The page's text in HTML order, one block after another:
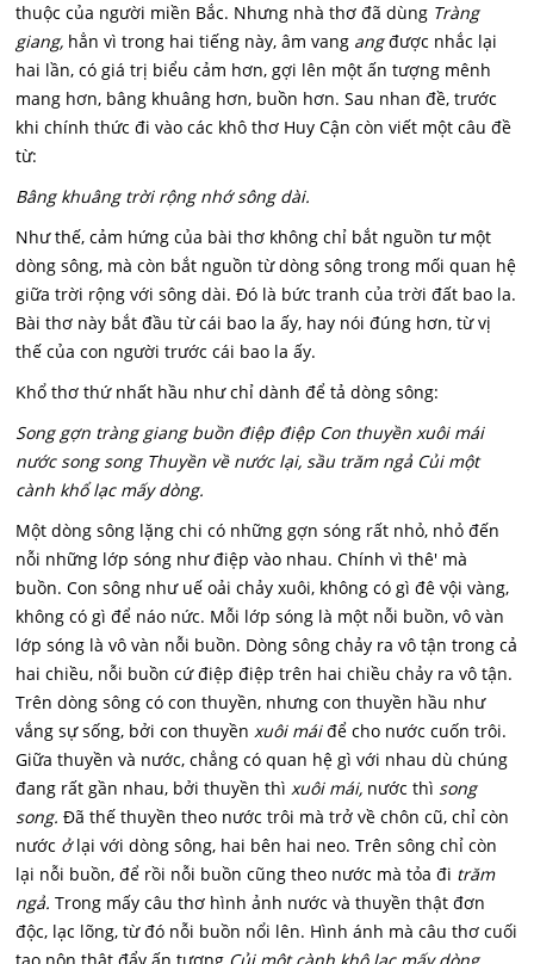
thuộc của người miền Bắc. Nhưng nhà thơ đã dùng Tràng
giang, hẳn vì trong hai tiếng này, âm vang angđược nhắc lại
hai lần, có giá trị biểu cảm hơn, gợi lên một ấn tượng mênh
mang hơn, bâng khuâng hơn, buồn hơn. Sau nhan đề, trước
khi chính thức đi vào các khô thơ Huy Cận còn viết một câu đề
từ:
Bâng khuâng trời rộng nhớ sông dài.
Như thế, cảm hứng của bài thơ không chỉ bắt nguồn tư một
dòng sông, mà còn bắt nguồn từ dòng sông trong mối quan hệ
giữa trời rộng với sông dài. Đó là bức tranh của trời đất bao la.
Bài thơ này bắt đầu từ cái bao la ấy, hay nói đúng hơn, từ vị
thế của con người trước cái bao la ấy.
Khổ thơ thứ nhất hầu như chỉ dành để tả dòng sông:
Song gợn tràng giang buồn điệp điệp Con thuyền xuôi mái
nước song song Thuyền về nước lại, sầu trăm ngả Củi một
cành khổ lạc mấy dòng.
Một dòng sông lặng chi có những gợn sóng rất nhỏ, nhỏ đến
nỗi những lớp sóng như điệp vào nhau. Chính vì thê' mà
buồn. Con sông như uế oải chảy xuôi, không có gì đê vội vàng,
không có gì để náo nức. Mỗi lớp sóng là một nỗi buồn, vô vàn
lớp sóng là vô vàn nỗi buồn. Dòng sông chảy ra vô tận trong cả
hai chiều, nỗi buồn cứ điệp điệp trên hai chiều chảy ra vô tận.
Trên dòng sông có con thuyền, nhưng con thuyền hầu như
vắng sự sống, bởi con thuyềnxuôi máiđể cho nước cuốn trôi.
Giữa thuyền và nước, chẳng có quan hệ gì với nhau dù chúng
đang rất gần nhau, bởi thuyền thìxuôi mái, nước thì song
song. Đã thế thuyền theo nước trôi mà trở về chôn cũ, chỉ còn
nước ởlại với dòng sông, hai bên hai neo. Trên sông chỉ còn
lại nỗi buồn, để rồi nỗi buồn cũng theo nước mà tỏa đi trăm
ngả. Trong mấy câu thơ hình ảnh nước và thuyền thật đơn
độc, lạc lõng, từ đó nỗi buồn nổi lên. Hình ánh mà câu thơ cuối